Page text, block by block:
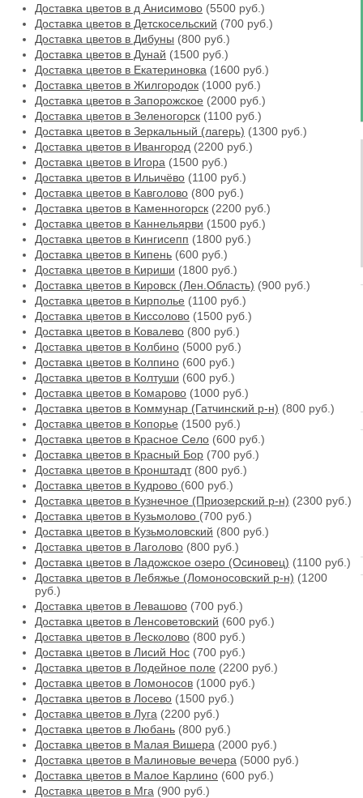
Доставка цветов в д Анисимово (5500 руб.)
Доставка цветов в Детскосельский (700 руб.)
Доставка цветов в Дибуны (800 руб.)
Доставка цветов в Дунай (1500 руб.)
Доставка цветов в Екатериновка (1600 руб.)
Доставка цветов в Жилгородок (1000 руб.)
Доставка цветов в Запорожское (2000 руб.)
Доставка цветов в Зеленогорск (1100 руб.)
Доставка цветов в Зеркальный (лагерь) (1300 руб.)
Доставка цветов в Ивангород (2200 руб.)
Доставка цветов в Игора (1500 руб.)
Доставка цветов в Ильичёво (1100 руб.)
Доставка цветов в Кавголово (800 руб.)
Доставка цветов в Каменногорск (2200 руб.)
Доставка цветов в Каннельярви (1500 руб.)
Доставка цветов в Кингисепп (1800 руб.)
Доставка цветов в Кипень (600 руб.)
Доставка цветов в Кириши (1800 руб.)
Доставка цветов в Кировск (Лен.Область) (900 руб.)
Доставка цветов в Кирполье (1100 руб.)
Доставка цветов в Киссолово (1500 руб.)
Доставка цветов в Ковалево (800 руб.)
Доставка цветов в Колбино (5000 руб.)
Доставка цветов в Колпино (600 руб.)
Доставка цветов в Колтуши (600 руб.)
Доставка цветов в Комарово (1000 руб.)
Доставка цветов в Коммунар (Гатчинский р-н) (800 руб.)
Доставка цветов в Копорье (1500 руб.)
Доставка цветов в Красное Село (600 руб.)
Доставка цветов в Красный Бор (700 руб.)
Доставка цветов в Кронштадт(800 руб.)
Доставка цветов в Кудрово (600 руб.)
Доставка цветов в Кузнечное (Приозерский р-н) (2300 руб.)
Доставка цветов в Кузьмолово (700 руб.)
Доставка цветов в Кузьмоловский (800 руб.)
Доставка цветов в Лаголово (800 руб.)
Доставка цветов в Ладожское озеро (Осиновец) (1100 руб.)
Доставка цветов в Лебяжье (Ломоносовский р-н) (1200
руб.)
Доставка цветов в Левашово (700 руб.)
Доставка цветов в Ленсоветовский (600 руб.)
Доставка цветов в Лесколово (800 руб.)
Доставка цветов в Лисий Нос (700 руб.)
Доставка цветов в Лодейное поле (2200 руб.)
Доставка цветов в Ломоносов (1000 руб.)
Доставка цветов в Лосево (1500 руб.)
Доставка цветов в Луга (2200 руб.)
Доставка цветов в Любань (800 руб.)
Доставка цветов в Малая Вишера (2000 руб.)
Доставка цветов в Малиновые вечера (5000 руб.)
Доставка цветов в Малое Карлино (600 руб.)
Доставка цветов в Мга (900 руб.)